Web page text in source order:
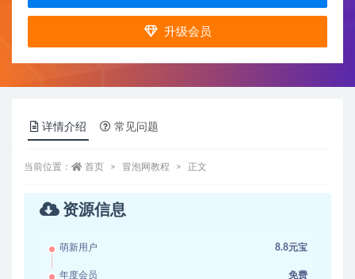
升级会员
详情介绍 常见问题
当前位置： 首页 冒泡网教程 正文
资源信息
萌新用户 8.8元宝
年度会员 免费